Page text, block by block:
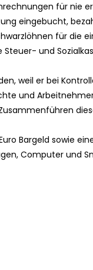
für nie
eingebucht,
für die
und
weil er bei
und
Bargeld sowie
Computer und